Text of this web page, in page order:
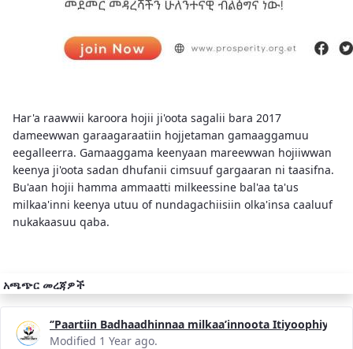
Har'a raawwii karoora hojii ji'oota sagalii bara 2017
dameewwan garaagaraatiin hojjetaman gamaaggamuu
eegalleerra. Gamaaggama keenyaan mareewwan hojiiwwan
keenya ji'oota sadan dhufanii cimsuuf gargaaran ni taasifna.
Bu'aan hojii hamma ammaatti milkeessine bal'aa ta'us
milkaa'inni keenya utuu of nundagachiisiin olka'insa caaluuf
nukakaasuu qaba.
አጫጭር መረጃዎች
‘’Paartiin Badhaadhinnaa milkaa’innoota Itiyoophiyaa
Modified 1 Year ago.